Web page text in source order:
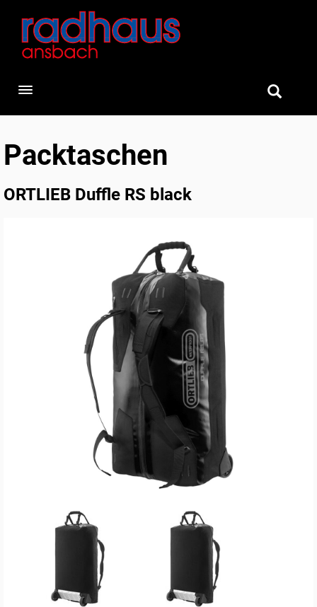
Toggle navigation
Packtaschen
ORTLIEB Duffle RS black